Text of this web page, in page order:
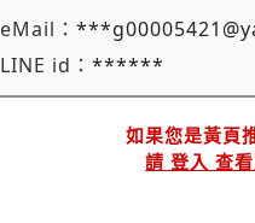
eMail：
LINE id：******
如果您是黃頁
請 登入 查